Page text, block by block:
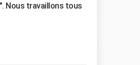
Nous travaillons tous